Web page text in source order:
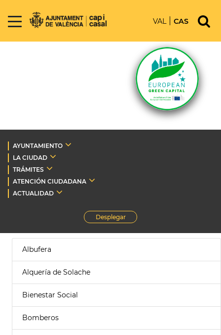
VAL CAS
AYUNTAMIENTO
LA CIUDAD
TRÁMITES
ATENCIÓN CIUDADANA
ACTUALIDAD
Desplegar
Albufera
Alquería de Solache
Bienestar Social
Bomberos